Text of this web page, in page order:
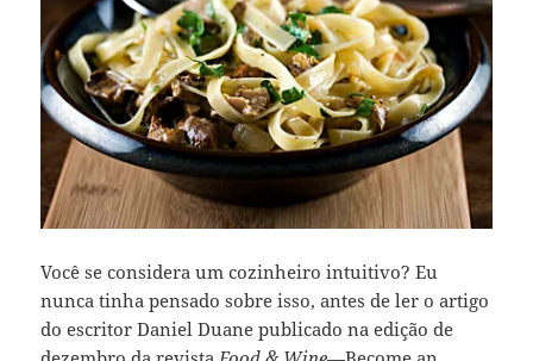
Você se considera um cozinheiro intuitivo? Eu
nunca tinha pensado sobre isso, antes de ler o artigo
do escritor Daniel Duane publicado na edição de